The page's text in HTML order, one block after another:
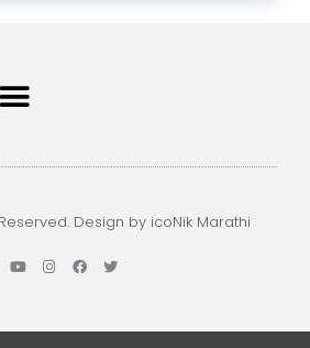
Design by icoNik Marathi